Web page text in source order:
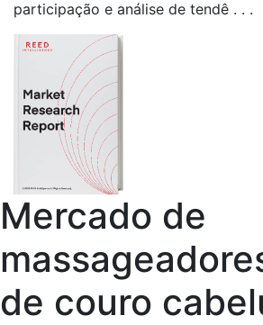
participação e análise de tendê . . .
Mercado de
de couro